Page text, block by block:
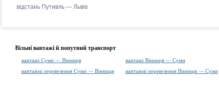
відстань Путивль — Львів
Вільні вантажі й попутний транспорт
вантажі Суми — Вінниця
вантажі Вінниця — Суми
вантажні перевезення Суми — Вінниця
вантажні перевезення Вінниця — Суми